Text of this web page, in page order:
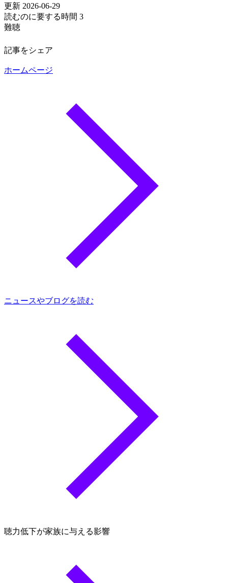
更新 2026-06-29
読むのに要する時間 3
難聴
記事をシェア
ホームページ
ニュースやブログを読む
聴力低下が家族に与える影響